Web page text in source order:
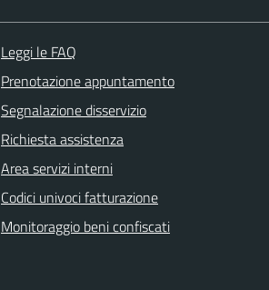
Leggi le FAQ
Prenotazione appuntamento
Segnalazione disservizio
Richiesta assistenza
Area servizi interni
Codici univoci fatturazione
Monitoraggio beni confiscati